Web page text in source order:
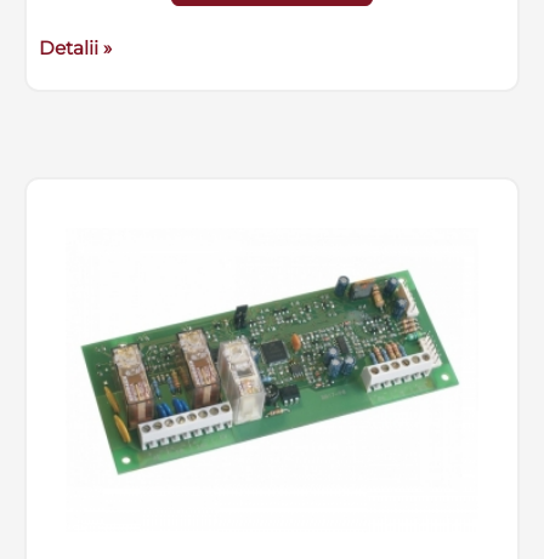
Detalii »